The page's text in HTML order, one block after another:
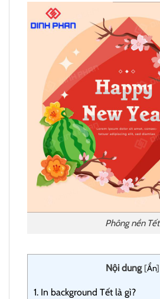
Phông nền Tết
Nội dung [Ẩn]
1. In background Tết là gì?